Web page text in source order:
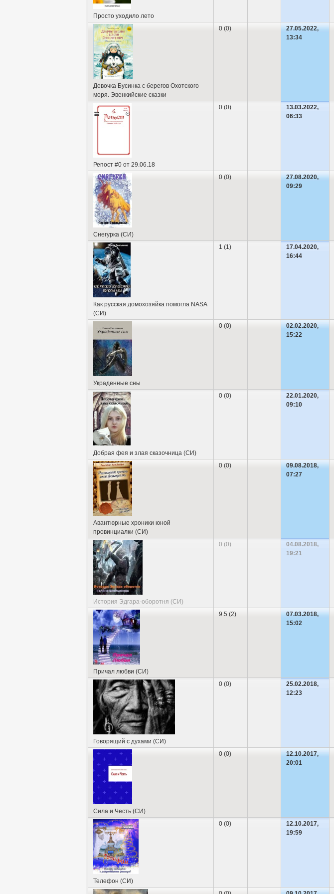
Просто уходило лето
Девочка Бусинка с берегов Охотского
моря. Эвенкийские сказки
0 (0)
27.05.2022,
13:34
Репост #0 от 29.06.18
0 (0)
13.03.2022,
06:33
Снегурка (СИ)
0 (0)
27.08.2020,
09:29
Как русская домохозяйка помогла NASA
(СИ)
1 (1)
17.04.2020,
16:44
Украденные сны
0 (0)
02.02.2020,
15:22
Добрая фея и злая сказочница (СИ)
0 (0)
22.01.2020,
09:10
Авантюрные хроники юной
провинциалки (СИ)
0 (0)
09.08.2018,
07:27
История Эдгара-оборотня (СИ)
0 (0)
04.08.2018,
19:21
Причал любви (СИ)
9.5 (2)
07.03.2018,
15:02
Говорящий с духами (СИ)
0 (0)
25.02.2018,
12:23
Сила и Честь (СИ)
0 (0)
12.10.2017,
20:01
Телефон (СИ)
0 (0)
12.10.2017,
19:59